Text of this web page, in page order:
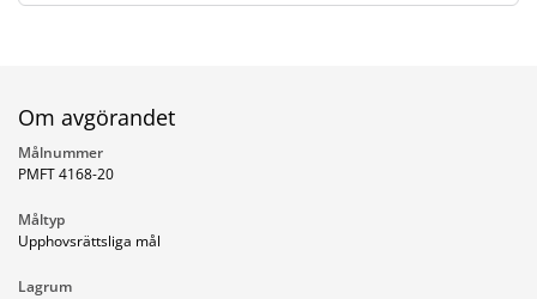
Om avgörandet
Målnummer
PMFT 4168-20
Måltyp
Upphovsrättsliga mål
Lagrum